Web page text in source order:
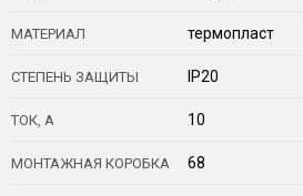
МАТЕРИАЛ термопласт
СТЕПЕНЬ ЗАЩИТЫ IP20
ТОК, А 10
МОНТАЖНАЯ КОРОБКА 68